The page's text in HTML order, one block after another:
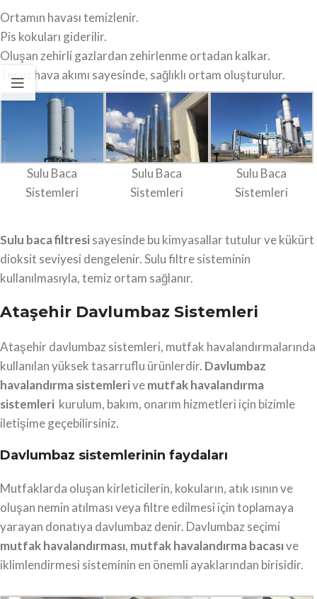
Ortamın havası temizlenir.
Pis kokuları giderilir.
Oluşan zehirli gazlardan zehirlenme ortadan kalkar.
Temiz hava akımı sayesinde, sağlıklı ortam oluşturulur.
Sulu Baca
Sistemleri
Sulu Baca
Sistemleri
Sulu Baca
Sistemleri
Sulu baca filtresisayesinde bu kimyasallar tutulur ve kükürt
dioksit seviyesi dengelenir. Sulu filtre sisteminin
kullanılmasıyla, temiz ortam sağlanır.
Ataşehir Davlumbaz Sistemleri
Ataşehir davlumbaz sistemleri, mutfak havalandırmalarında
kullanılan yüksek tasarruflu ürünlerdir. Davlumbaz
havalandırma sistemlerivemutfak havalandırma
sistemleri kurulum, bakım, onarım hizmetleri için bizimle
iletişime geçebilirsiniz.
Davlumbaz sistemlerinin faydaları
Mutfaklarda oluşan kirleticilerin, kokuların, atık ısının ve
oluşan nemin atılması veya filtre edilmesi için toplamaya
yarayan donatıya davlumbaz denir. Davlumbaz seçimi
mutfak havalandırması, mutfak havalandırma bacasıve
iklimlendirmesi sisteminin en önemli ayaklarından birisidir.